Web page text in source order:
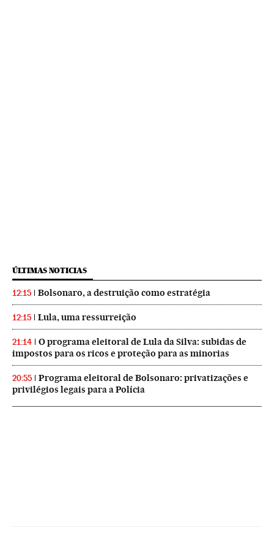
ÚLTIMAS NOTICIAS
12:15 Bolsonaro, a destruição como estratégia
12:15 Lula, uma ressurreição
21:14
O programa eleitoral de Lula da Silva: subidas de
impostos para os ricos e proteção para as minorias
20:55
Programa eleitoral de Bolsonaro: privatizações e
privilégios legais para a Polícia